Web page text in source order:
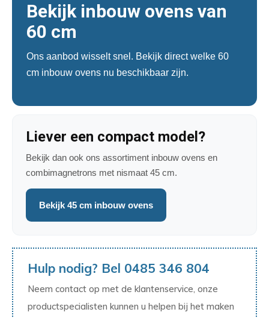
Bekijk inbouw ovens van
60 cm
Ons aanbod wisselt snel. Bekijk direct welke 60
cm inbouw ovens nu beschikbaar zijn.
Liever een compact model?
Bekijk dan ook ons assortiment inbouw ovens en
combimagnetrons met nismaat 45 cm.
Bekijk 45 cm inbouw ovens
Hulp nodig? Bel 0485 346 804
Neem contact op met de klantenservice, onze
productspecialisten kunnen u helpen bij het maken